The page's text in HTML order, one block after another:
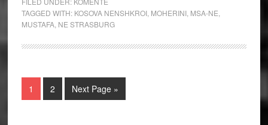
TAGGED WITH: KOSOVA NENSHKROI, MOHERINI, MSA-NE
MUSTAFA, NE STRASBURG
1 2 Next Page »